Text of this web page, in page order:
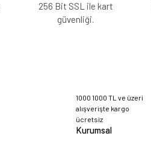
256 Bit SSL ile kart
güvenliği.
1000 1000 TL ve üzeri
alışverişte kargo
ücretsiz
Kurumsal